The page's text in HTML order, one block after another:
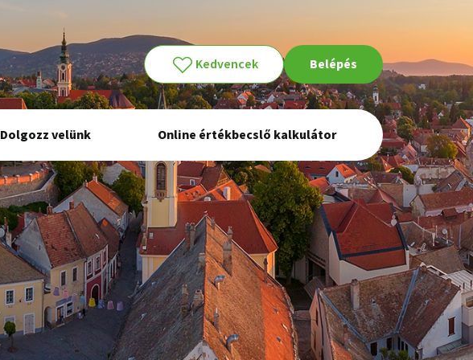
Kedvencek Belépés
Dolgozz velünk Online értékbecslő kalkulátor